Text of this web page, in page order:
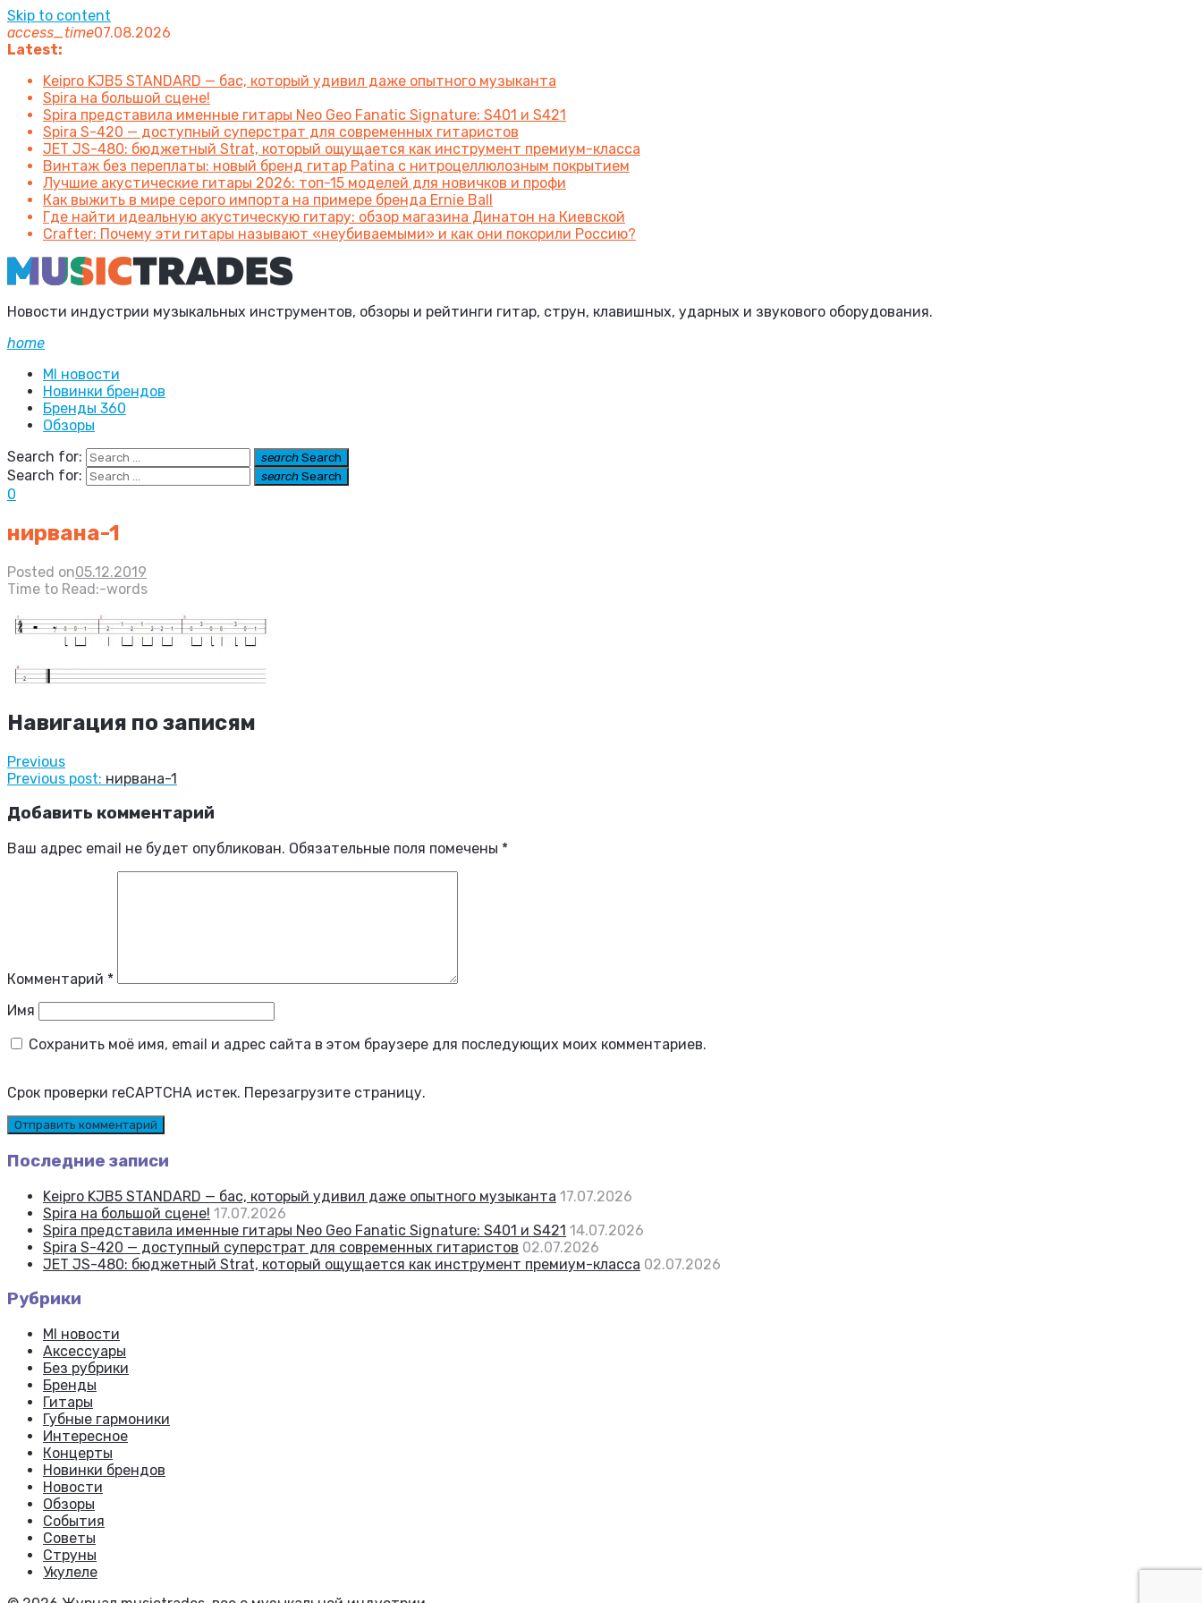
Skip to content
access_time07.08.2026
Latest:
Keipro KJB5 STANDARD — бас, который удивил даже опытного музыканта
Spira на большой сцене!
Spira представила именные гитары Neo Geo Fanatic Signature: S401 и S421
Spira S-420 — доступный суперстрат для современных гитаристов
JET JS-480: бюджетный Strat, который ощущается как инструмент премиум-класса
Винтаж без переплаты: новый бренд гитар Patina с нитроцеллюлозным покрытием
Лучшие акустические гитары 2026: топ-15 моделей для новичков и профи
Как выжить в мире серого импорта на примере бренда Ernie Ball
Где найти идеальную акустическую гитару: обзор магазина Динатон на Киевской
Crafter: Почему эти гитары называют «неубиваемыми» и как они покорили Россию?
Новости индустрии музыкальных инструментов, обзоры и рейтинги гитар, струн, клавишных, ударных и звукового оборудования.
home
MI новости
Новинки брендов
Бренды 360
Обзоры
Search for:
search Search
Search for: search Search
0
нирвана-1
Posted on05.12.2019
Time to Read:-words
Навигация по записям
Previous
Previous post: нирвана-1
Добавить комментарий
Ваш адрес email не будет опубликован. Обязательные поля помечены *
Комментарий *
Имя
Сохранить моё имя, email и адрес сайта в этом браузере для последующих моих комментариев.
Срок проверки reCAPTCHA истек. Перезагрузите страницу.
Последние записи
Keipro KJB5 STANDARD — бас, который удивил даже опытного музыканта 17.07.2026
Spira на большой сцене! 17.07.2026
Spira представила именные гитары Neo Geo Fanatic Signature: S401 и S421 14.07.2026
Spira S-420 — доступный суперстрат для современных гитаристов 02.07.2026
JET JS-480: бюджетный Strat, который ощущается как инструмент премиум-класса 02.07.2026
Рубрики
MI новости
Аксессуары
Без рубрики
Бренды
Гитары
Губные гармоники
Интересное
Концерты
Новинки брендов
Новости
Обзоры
События
Советы
Струны
Укулеле